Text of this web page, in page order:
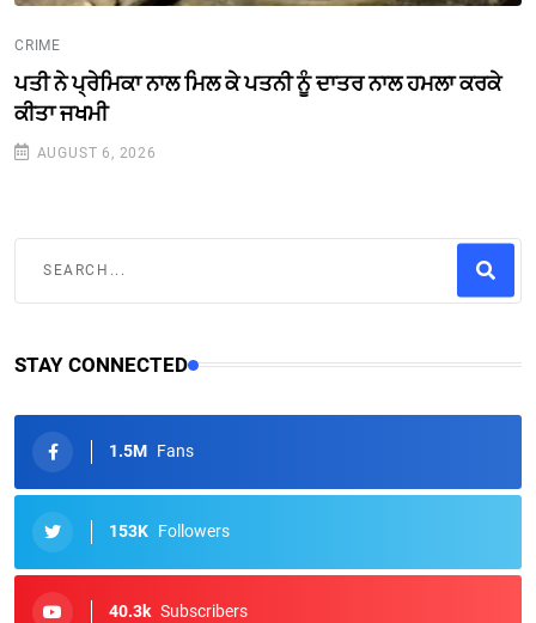
CRIME
ਪਤੀ ਨੇ ਪ੍ਰੇਮਿਕਾ ਨਾਲ ਮਿਲ ਕੇ ਪਤਨੀ ਨੂੰ ਦਾਤਰ ਨਾਲ ਹਮਲਾ ਕਰਕੇ
ਕੀਤਾ ਜਖਮੀ
AUGUST 6, 2026
STAY CONNECTED
1.5M Fans
153K Followers
40.3k Subscribers